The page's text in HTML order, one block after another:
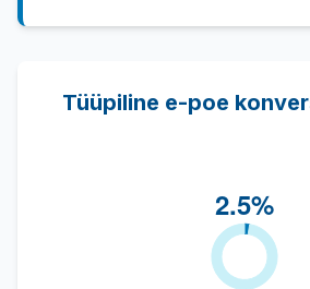
Tüüpiline e-poe